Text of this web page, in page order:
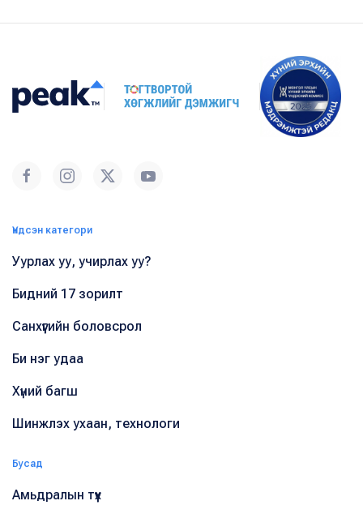
Үндсэн категори
Уурлах уу, учирлах уу?
Бидний 17 зорилт
Санхүүгийн боловсрол
Би нэг удаа
Хүний багш
Шинжлэх ухаан, технологи
Бусад
Амьдралын түүх